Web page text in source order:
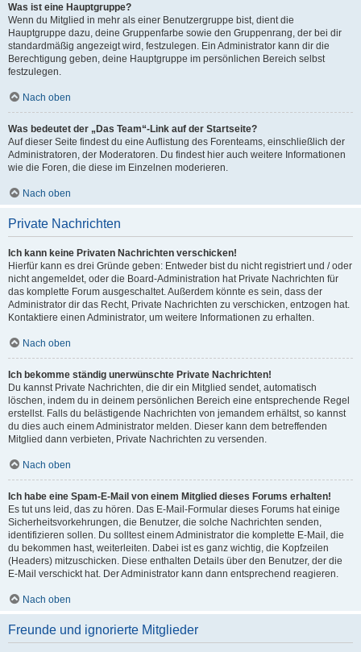
Was ist eine Hauptgruppe?
Wenn du Mitglied in mehr als einer Benutzergruppe bist, dient die
Hauptgruppe dazu, deine Gruppenfarbe sowie den Gruppenrang, der bei dir
standardmäßig angezeigt wird, festzulegen. Ein Administrator kann dir die
Berechtigung geben, deine Hauptgruppe im persönlichen Bereich selbst
festzulegen.
Nach oben
Was bedeutet der „Das Team“-Link auf der Startseite?
Auf dieser Seite findest du eine Auflistung des Forenteams, einschließlich der
Administratoren, der Moderatoren. Du findest hier auch weitere Informationen
wie die Foren, die diese im Einzelnen moderieren.
Nach oben
Private Nachrichten
Ich kann keine Privaten Nachrichten verschicken!
Hierfür kann es drei Gründe geben: Entweder bist du nicht registriert und / oder
nicht angemeldet, oder die Board-Administration hat Private Nachrichten für
das komplette Forum ausgeschaltet. Außerdem könnte es sein, dass der
Administrator dir das Recht, Private Nachrichten zu verschicken, entzogen hat.
Kontaktiere einen Administrator, um weitere Informationen zu erhalten.
Nach oben
Ich bekomme ständig unerwünschte Private Nachrichten!
Du kannst Private Nachrichten, die dir ein Mitglied sendet, automatisch
löschen, indem du in deinem persönlichen Bereich eine entsprechende Regel
erstellst. Falls du belästigende Nachrichten von jemandem erhältst, so kannst
du dies auch einem Administrator melden. Dieser kann dem betreffenden
Mitglied dann verbieten, Private Nachrichten zu versenden.
Nach oben
Ich habe eine Spam-E-Mail von einem Mitglied dieses Forums erhalten!
Es tut uns leid, das zu hören. Das E-Mail-Formular dieses Forums hat einige
Sicherheitsvorkehrungen, die Benutzer, die solche Nachrichten senden,
identifizieren sollen. Du solltest einem Administrator die komplette E-Mail, die
du bekommen hast, weiterleiten. Dabei ist es ganz wichtig, die Kopfzeilen
(Headers) mitzuschicken. Diese enthalten Details über den Benutzer, der die
E-Mail verschickt hat. Der Administrator kann dann entsprechend reagieren.
Nach oben
Freunde und ignorierte Mitglieder